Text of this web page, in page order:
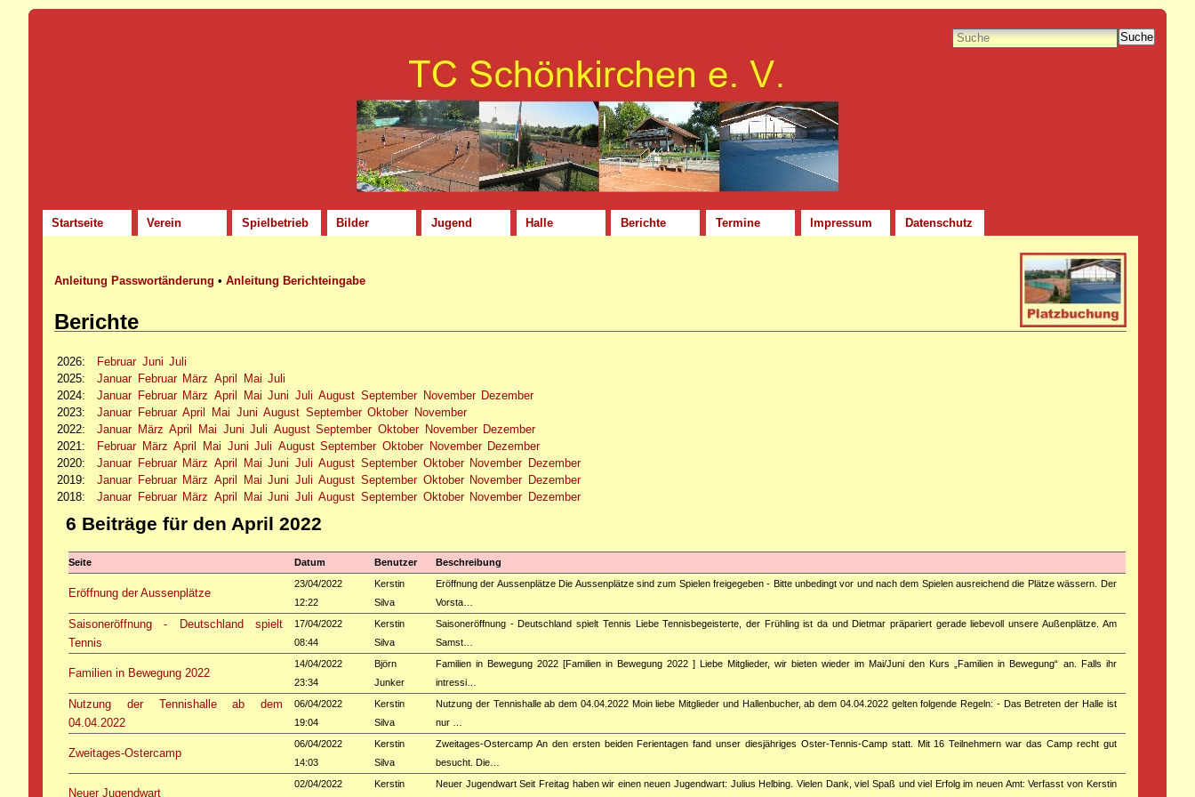
Suche
Startseite Verein Spielbetrieb Bilder Jugend Halle Berichte Termine Impressum Datenschutz
Anleitung Passwortänderung •Anleitung Berichteingabe
Berichte
2026: Februar Juni Juli
2025: Januar Februar März April Mai Juli
2024: Januar Februar März April Mai Juni Juli August September November Dezember
2023: Januar Februar April Mai Juni August September Oktober November
2022: Januar März April Mai Juni Juli August September Oktober November Dezember
2021 : Februar März April Mai Juni Juli August September Oktober November Dezember
2020: Januar Februar März April Mai Juni Juli August September Oktober November Dezember
2019: Januar Februar März April Mai Juni Juli August September Oktober November Dezember
2018: Januar Februar März April Mai Juni Juli August September Oktober November Dezember
6 Beiträge für den April 2022
Seite Datum Benutzer Beschreibung
Eröffnung der Aussenplätze
23/04/2022
12:22
Kerstin
Silva
Eröffnung der Aussenplätze Die Aussenplätze sind zum Spielen freigegeben - Bitte unbedingt vor und nach dem Spielen ausreichend die Plätze wässern. Der
Vorsta…
Saisoneröffnung - Deutschland spielt
Tennis
17/04/2022
08:44
Kerstin
Silva
Saisoneröffnung - Deutschland spielt Tennis Liebe Tennisbegeisterte, der Frühling ist da und Dietmar präpariert gerade liebevoll unsere Außenplätze. Am
Samst…
Familien in Bewegung 2022
14/04/2022
23:34
Björn
Junker
Familien in Bewegung 2022 [Familien in Bewegung 2022 ] Liebe Mitglieder, wir bieten wieder im Mai/Juni den Kurs „Familien in Bewegung“ an. Falls ihr
intressi…
Nutzung der Tennishalle ab dem
04.04.2022
06/04/2022
19:04
Kerstin
Silva
Nutzung der Tennishalle ab dem 04.04.2022 Moin liebe Mitglieder und Hallenbucher, ab dem 04.04.2022 gelten folgende Regeln: - Das Betreten der Halle ist
nur …
Zweitages-Ostercamp
06/04/2022
14:03
Kerstin
Silva
Zweitages-Ostercamp An den ersten beiden Ferientagen fand unser diesjähriges Oster-Tennis-Camp statt. Mit 16 Teilnehmern war das Camp recht gut
besucht. Die…
Neuer Jugendwart
02/04/2022 Kerstin Neuer Jugendwart Seit Freitag haben wir einen neuen Jugendwart: Julius Helbing. Vielen Dank, viel Spaß und viel Erfolg im neuen Amt: Verfasst von Kerstin